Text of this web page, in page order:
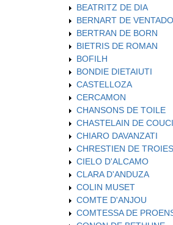
BEATRITZ DE DIA
BERNART DE
BERTRAN DE BORN
BIETRIS DE ROMAN
BOFILH
BONDIE DIETAIUTI
CASTELLOZA
CERCAMON
CHANSONS DE TOILE
CHASTELAIN DE COUCI
CHIARO DAVANZATI
CHRESTIEN DE TROIES
CIELO D'ALCAMO
CLARA D'ANDUZA
COLIN MUSET
COMTE D'ANJOU
COMTESSA DE